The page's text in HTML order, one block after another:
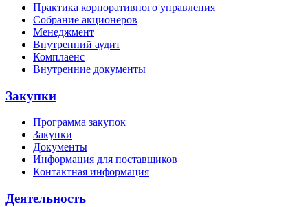
Практика корпоративного управления
Собрание акционеров
Менеджмент
Внутренний аудит
Комплаенс
Внутренние документы
Закупки
Программа закупок
Закупки
Документы
Информация для поставщиков
Контактная информация
Деятельность